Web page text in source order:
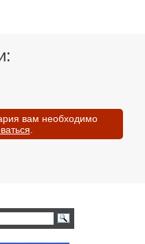
вам необходимо